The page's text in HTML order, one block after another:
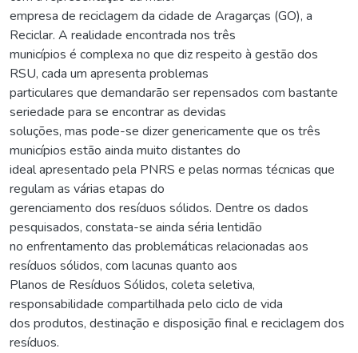
empresa de reciclagem da cidade de Aragarças (GO), a
Reciclar. A realidade encontrada nos três
municípios é complexa no que diz respeito à gestão dos
RSU, cada um apresenta problemas
particulares que demandarão ser repensados com bastante
seriedade para se encontrar as devidas
soluções, mas pode-se dizer genericamente que os três
municípios estão ainda muito distantes do
ideal apresentado pela PNRS e pelas normas técnicas que
regulam as várias etapas do
gerenciamento dos resíduos sólidos. Dentre os dados
pesquisados, constata-se ainda séria lentidão
no enfrentamento das problemáticas relacionadas aos
resíduos sólidos, com lacunas quanto aos
Planos de Resíduos Sólidos, coleta seletiva,
responsabilidade compartilhada pelo ciclo de vida
dos produtos, destinação e disposição final e reciclagem dos
resíduos.